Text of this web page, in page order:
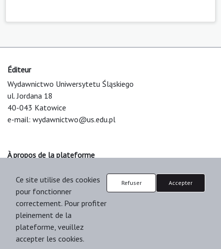
Éditeur
Wydawnictwo Uniwersytetu Śląskiego
ul. Jordana 18
40-043 Katowice
e-mail: wydawnictwo@us.edu.pl
À propos de la plateforme
Support & Customization by LIBCOM
Platform & Workflow by OJS/PKP
Ce site utilise des cookies
pour fonctionner
correctement. Pour profiter
pleinement de la
plateforme, veuillez
accepter les cookies.
Refuser Accepter